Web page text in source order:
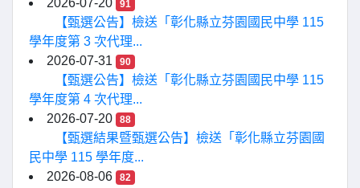
2026-07-20 91
【甄選公告】檢送「彰化縣立芬園國民中學 115
學年度第 3 次代理...
2026-07-31
90
【甄選公告】檢送「彰化縣立芬園國民中學 115
學年度第 4 次代理...
2026-07-20
88
【甄選結果暨甄選公告】檢送「彰化縣立芬園國
民中學 115 學年度...
2026-08-06
82